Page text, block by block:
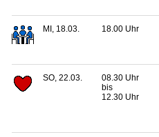
MI, 18.03. 18.00 Uhr
SO, 22.03.
08.30 Uhr
bis
12.30 Uhr